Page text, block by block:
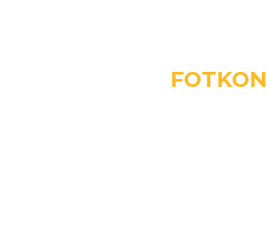
FOTKON